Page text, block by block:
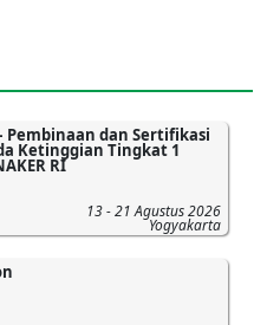
Pembinaan dan Sertifikasi
Ketinggian Tingkat 1
RI
13 - 21 Agustus 2026
Yogyakarta